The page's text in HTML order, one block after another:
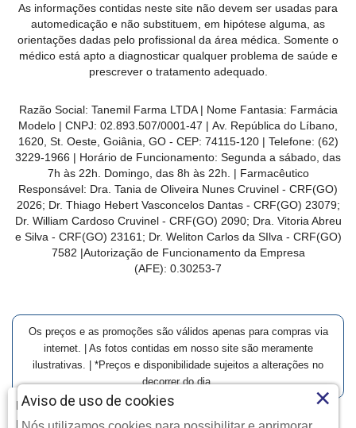
Farmácia Modelo | Goiânia | Entrega Imediata e Clique-
Retire
As informações contidas neste site não devem ser usadas para
automedicação e não substituem, em hipótese alguma, as
orientações dadas pelo profissional da área médica. Somente o
médico está apto a diagnosticar qualquer problema de saúde e
prescrever o tratamento adequado.
Razão Social: Tanemil Farma LTDA | Nome Fantasia: Farmácia
Modelo | CNPJ: 02.893.507/0001-47 | Av. República do Líbano,
1620, St. Oeste, Goiânia, GO - CEP: 74115-120 | Telefone: (62)
3229-1966 | Horário de Funcionamento: Segunda a sábado, das
7h às 22h. Domingo, das 8h às 22h. | Farmacêutico
Responsável: Dra. Tania de Oliveira Nunes Cruvinel - CRF(GO)
2026; Dr. Thiago Hebert Vasconcelos Dantas - CRF(GO) 23079;
Dr. William Cardoso Cruvinel - CRF(GO) 2090; Dra. Vitoria Abreu
e Silva - CRF(GO) 23161; Dr. Weliton Carlos da SIlva - CRF(GO)
7582 |Autorização de Funcionamento da Empresa
(AFE): 0.30253-7
Os preços e as promoções são válidos apenas para compras via
internet. | As fotos contidas em nosso site são meramente
ilustrativas. | *Preços e disponibilidade sujeitos a alterações no
decorrer do dia.
Aviso de uso de cookies ×